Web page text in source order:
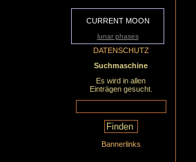
CURRENT MOON
lunar phases
DATENSCHUTZ
Suchmaschine
Es wird in allen
Einträgen gesucht.
Bannerlinks